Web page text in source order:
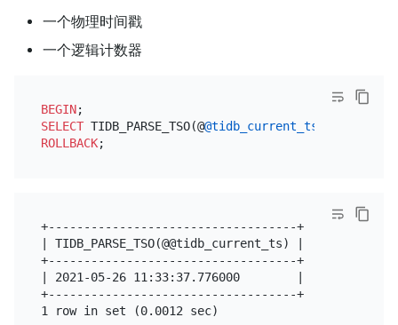
一个物理时间戳
一个逻辑计数器
BEGIN
SELECT TIDB_PARSE_TSO(@@tidb_current_ts
ROLLBACK
+-----------------------------------+
| TIDB_PARSE_TSO(@@tidb_current_ts) |
+-----------------------------------+
| 2021-05-26 11:33:37.776000        |
+-----------------------------------+